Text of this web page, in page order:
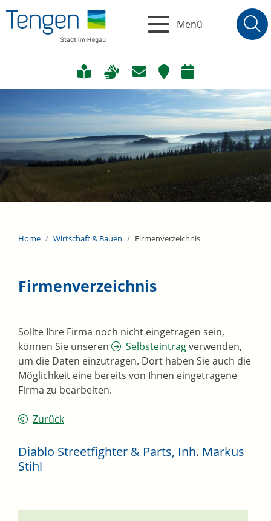
Menü
Home Wirtschaft & Bauen Firmenverzeichnis
Firmenverzeichnis
Sollte Ihre Firma noch nicht eingetragen sein,
können Sie unseren
Selbsteintragverwenden,
um die Daten einzutragen. Dort haben Sie auch die
Möglichkeit eine bereits von Ihnen eingetragene
Firma zu bearbeiten.
Zurück
Diablo Streetfighter & Parts, Inh. Markus
Stihl